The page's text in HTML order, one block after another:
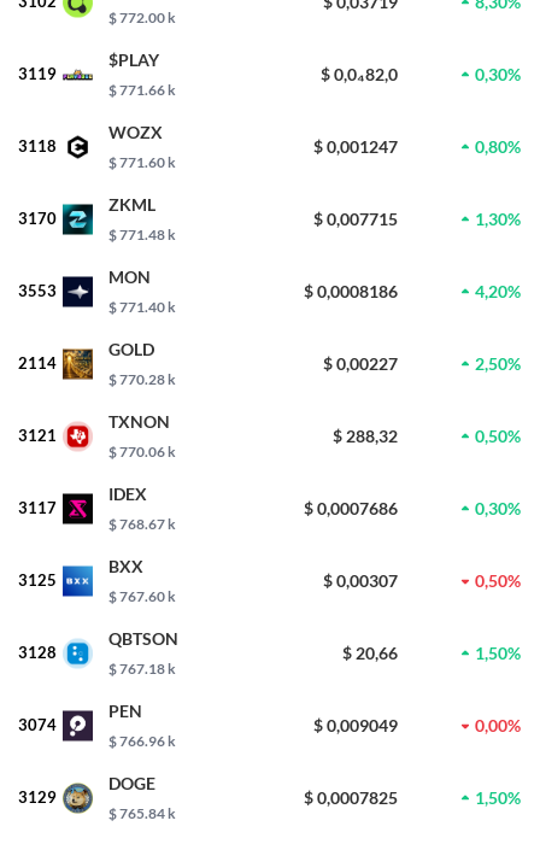
$ 772.00 k
3119
$PLAY
$ 771.66 k
$ 0,0₄82,0 0,30%
3118
WOZX
$ 771.60 k
$ 0,001247 0,80%
3170
ZKML
$ 771.48 k
$ 0,007715 1,30%
3553
MON
$ 771.40 k
$ 0,0008186 4,20%
2114
GOLD
$ 770.28 k
$ 0,00227 2,50%
3121
TXNON
$ 770.06 k
$ 288,32 0,50%
3117
IDEX
$ 768.67 k
$ 0,0007686 0,30%
3125
BXX
$ 767.60 k
$ 0,00307 0,50%
3128
QBTSON
$ 767.18 k
$ 20,66 1,50%
3074
PEN
$ 766.96 k
$ 0,009049 0,00%
3129
DOGE
$ 765.84 k
$ 0,0007825 1,50%